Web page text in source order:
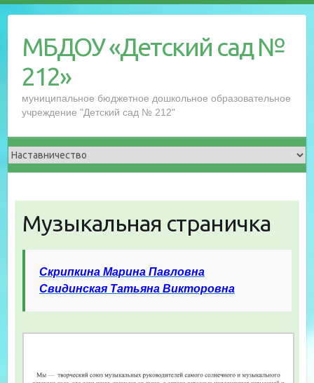
содержимому
МБДОУ «Детский сад №
212»
муниципальное бюджетное дошкольное образовательное
учреждение "Детский сад № 212"
Музыкальная страничка
Скрипкина Марина Павловна
Свидинская Татьяна Викторовна